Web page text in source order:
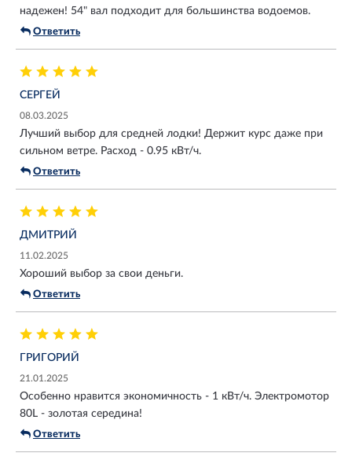
надежен! 54" вал подходит для большинства водоемов.
Ответить
СЕРГЕЙ
08.03.2025
Лучший выбор для средней лодки! Держит курс даже при
сильном ветре. Расход - 0.95 кВт/ч.
Ответить
ДМИТРИЙ
11.02.2025
Хороший выбор за свои деньги.
Ответить
ГРИГОРИЙ
21.01.2025
Особенно нравится экономичность - 1 кВт/ч. Электромотор
80L - золотая середина!
Ответить